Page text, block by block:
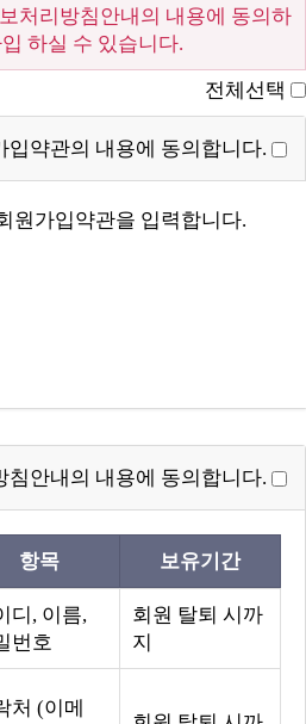
처리방침안내의 내용에 동의하
하실 수 있습니다.
전체선택
입약관의 내용에 동의합니다.
항목 보유기간
디, 이름,
번호
회원 탈퇴 시까
지
처 (이메
침안내의 내용에 동의합니다.